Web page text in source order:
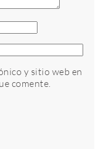
y sitio web en
comente.